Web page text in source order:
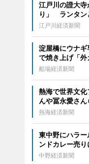
江戸川の證大
り」 ランタン
江戸川経済新聞
淀屋橋にウナ
で焼き上げ「
船場経済新聞
熱海で世界文
んや冨永愛さ
熱海経済新聞
東中野にハラ
ンドカレー売
中野経済新聞